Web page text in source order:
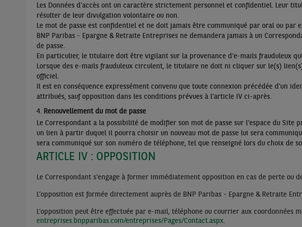
Les Données d’accès ont un caractère strictement personnel et confidentiel. Leur
résulter de leur divulgation volontaire ou non.
Le mot de passe est confidentiel et ne doit jamais être communiqué par oral ou par
BNP Paribas - Epargne & Retraite Entreprises ne demandera jamais à un
de passe.
En particulier, le titulaire doit être vigilant sur la provenance d’e-mails frauduleux
Lorsque des e-mails frauduleux circulent, le titulaire ne doit ni cliquer sur le(s)
officiel.
Il est en conséquence expressément convenu que toute connexion précédée d’un
attribués, sauf opposition dans les conditions prévues à l’article IV ci-après.
Renouvellement du mot de passe
Le Correspondant a la possibilité de modifier son mot de passe sur l’espace du Site
un lien à partir duquel il pourra choisir un nouveau mot de passe lui sera
sera communiqué sur son numéro de téléphone, tel que renseigné lors du choix de
ARTICLE IV : OPPOSITION
Le Correspondant s’engage à former immédiatement opposition en cas de perte ou
L’opposition est formée directement auprès de BNP Paribas - Epargne & Retraite
L’opposition peut être effectuée par e-mail, téléphone ou courrier aux coordonnées
entreprises.bnpparibas.com/entreprises/Pages/Contact.aspx.